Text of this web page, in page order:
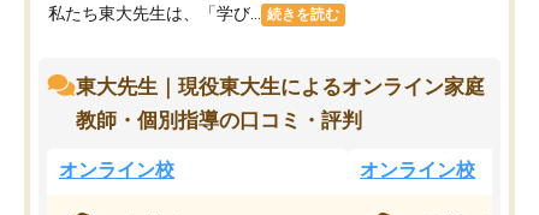
私たち東大先生は、「学び... 続きを読む
東大先生｜現役東大生によるオンライン家庭
教師・個別指導の口コミ・評判
オンライン校 オンライン校